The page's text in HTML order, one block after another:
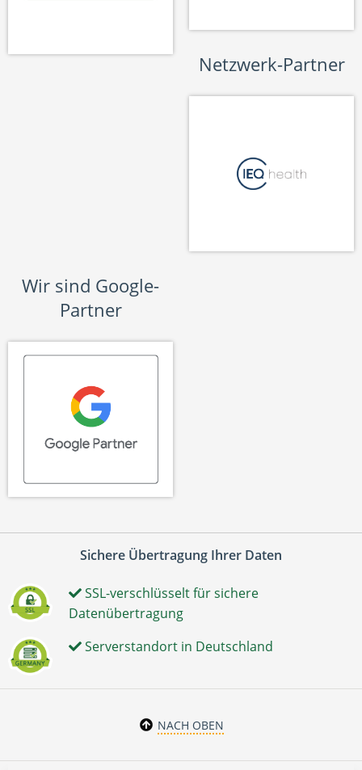
Netzwerk-Partner
Wir sind Google-
Partner
Sichere Übertragung Ihrer Daten
SSL-verschlüsselt für sichere
Datenübertragung
Serverstandort in Deutschland
NACH OBEN